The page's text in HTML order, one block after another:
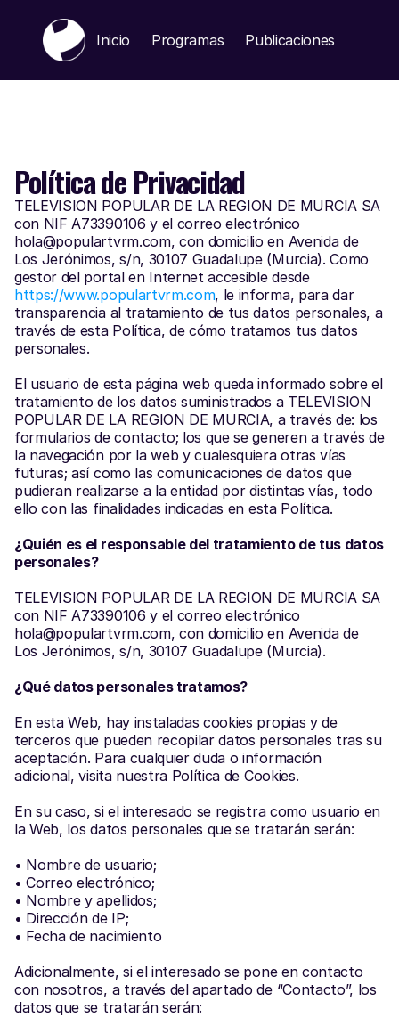
Inicio Programas Publicaciones
Política de Privacidad
TELEVISION POPULAR DE LA REGION DE MURCIA SA
con NIF A73390106 y el correo electrónico
hola@populartvrm.com, con domicilio en Avenida de
Los Jerónimos, s/n, 30107 Guadalupe (Murcia). Como
gestor del portal en Internet accesible desde
https://www.populartvrm.com, le informa, para dar
transparencia al tratamiento de tus datos personales, a
través de esta Política, de cómo tratamos tus datos
personales.
El usuario de esta página web queda informado sobre el
tratamiento de los datos suministrados a TELEVISION
POPULAR DE LA REGION DE MURCIA, a través de: los
formularios de contacto; los que se generen a través de
la navegación por la web y cualesquiera otras vías
futuras; así como las comunicaciones de datos que
pudieran realizarse a la entidad por distintas vías, todo
ello con las finalidades indicadas en esta Política.
¿Quién es el responsable del tratamiento de tus datos
personales?
TELEVISION POPULAR DE LA REGION DE MURCIA SA
con NIF A73390106 y el correo electrónico
hola@populartvrm.com, con domicilio en Avenida de
Los Jerónimos, s/n, 30107 Guadalupe (Murcia).
¿Qué datos personales tratamos?
En esta Web, hay instaladas cookies propias y de
terceros que pueden recopilar datos personales tras su
aceptación. Para cualquier duda o información
adicional, visita nuestra Política de Cookies.
En su caso, si el interesado se registra como usuario en
la Web, los datos personales que se tratarán serán:
• Nombre de usuario;
• Correo electrónico;
• Nombre y apellidos;
• Dirección de IP;
• Fecha de nacimiento
Adicionalmente, si el interesado se pone en contacto
con nosotros, a través del apartado de “Contacto”, los
datos que se tratarán serán: